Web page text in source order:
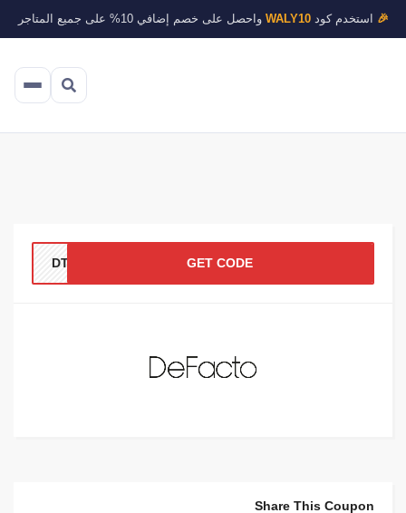
🎉استخدم كودWALY10واحصل على خصم إضافي 10% على جميع المتاجر
GET CODE
Share This Coupon